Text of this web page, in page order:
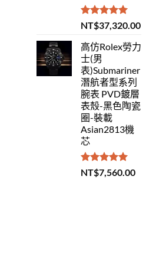
評分5.00
滿分 5
NT$37,320.00
高仿Rolex勞力
士(男
表)Submariner
潛航者型系列
腕表 PVD鍍層
表殼-黑色陶瓷
圈-裝載
Asian2813機
芯
評分 5.00
滿分 5
NT$7,560.00